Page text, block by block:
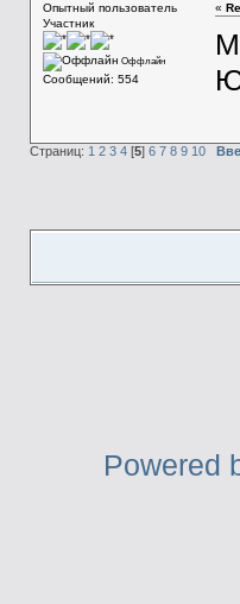
Опытный пользователь
Участник
Оффлайн
Сообщений: 554
«
Страниц: 1 2 3 4[5] 6 7 8 9 10
Powered